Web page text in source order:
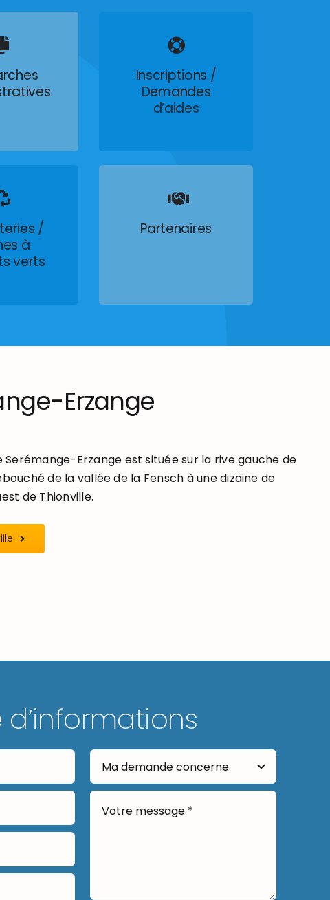
Inscriptions /
Demandes
d’aides
/
à
verts
Partenaires
Erzange
Serémange-Erzange est située sur la rive gauche de
de la vallée de la Fensch à une dizaine de
de Thionville.
d’informations